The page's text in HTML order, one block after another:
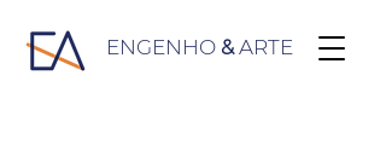
ENGENHO &ARTE